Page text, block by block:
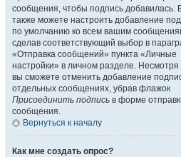
сообщения, чтобы подпись добавилась.
также можете настроить добавление
по умолчанию ко всем вашим
сделав соответствующий выбор в
«Отправка сообщений» пункта «Личные
настройки» в личном разделе. Несмотря
вы сможете отменить добавление
отдельных сообщениях, убрав флажок
Присоединить подпись в форме
сообщения.
Вернуться к началу
Как мне создать опрос?